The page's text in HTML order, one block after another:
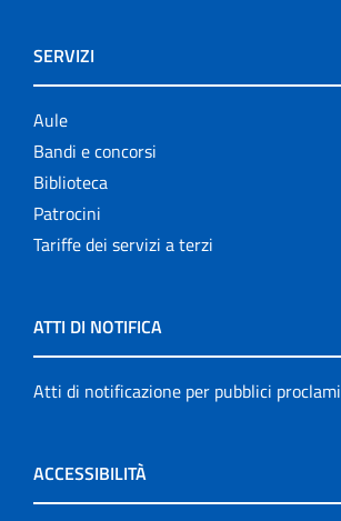
SERVIZI
Aule
Bandi e concorsi
Biblioteca
Patrocini
Tariffe dei servizi a terzi
ATTI DI NOTIFICA
Atti di notificazione per pubblici proclami
ACCESSIBILITÀ